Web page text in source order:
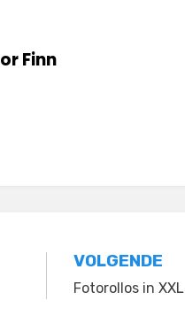
Finn
VOLGENDE
Fotorollos in XXL